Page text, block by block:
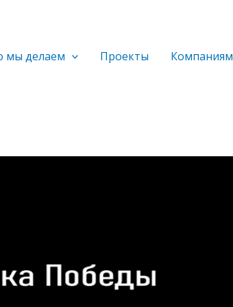
мы делаем Проекты Компаниям